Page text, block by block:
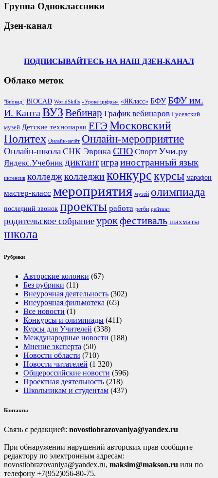
Группа Одноклассники
Дзен-канал
ПОДПИСЫВАЙТЕСЬ НА НАШ ДЗЕН-КАНАЛ
Облако меток
"Биокад" BIOCAD WorldSkills «Уроке цифры» «ЯКласс» БФУ БФУ им.
И. КантаВУЗ Вебинар График вебинаров Гусевский
музей Детские технопарки ЕГЭ Московский
Политех Онлайн-зачёт Онлайн-мероприятие
Онлайн-школа СНК Эврика СПО Спорт Учи.ру
Яндекс.Учебник диктантиграиностранный язык
интенсив колледжколледжиконкурскурсы марафон
мастер-класс мероприятия музей олимпиада
последний звонок проекты работа регби рейтинг
родительское собраниеурокфестиваль шахматы
школа
Рубрики
Авторские колонки (67)
Без рубрики (11)
Внеурочная деятельность (302)
Внеурочная фильмотека (65)
Все новости (1)
Конкурсы и олимпиады (411)
Курсы для Учителей (338)
Международные новости (188)
Мнение эксперта (50)
Новости области (710)
Новости читателей (1 320)
Общероссийские новости (596)
Проектная деятельность (218)
Школьникам и студентам (437)
Контакты
Связь с редакцией: novostiobrazovaniya@yandex.ru
При обнаружении нарушений авторских прав сообщите
редактору по электронным адресам:
novostiobrazovaniya@yandex.ru, maksim@makson.ru или по
телефону +7(952)056-80-75.